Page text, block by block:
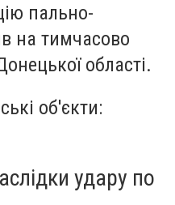
пально-
на тимчасово
області.
об'єкти:
удару по